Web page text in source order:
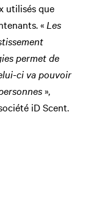
utilisés que
« Les
permet de
ci va pouvoir
»,
iD Scent.